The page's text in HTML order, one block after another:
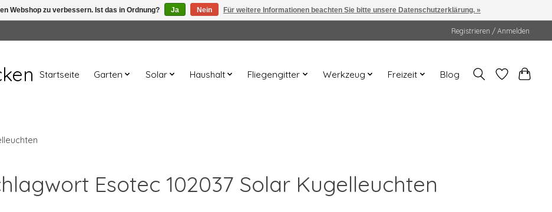
Registrieren / Anmelden
Startseite Garten Solar Haushalt Fliegengitter Werkzeug Freizeit Blog
Esotec 102037 Solar Kugelleuchten
Webshop zu verbessern. Ist das in Ordnung? Ja Nein Für weitere Informationen beachten Sie bitte unsere Datenschutzerklärung. »